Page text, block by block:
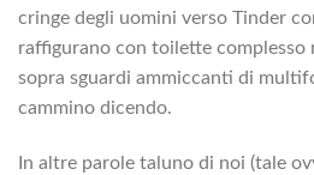
cringe degli uomini verso Tinder
raffigurano con toilette complesso
sopra sguardi ammiccanti di
cammino dicendo.
In altre parole taluno di noi (tale